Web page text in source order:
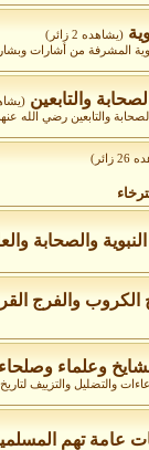
(يشاهده 2 زائر)
المشرفة من أشارات
والتابعين (يشاهده
والتابعين رضي الله
زائر)
والصحابة
الكروب والفرج
وعلماء
والتضليل والتزييف
عامة تهم